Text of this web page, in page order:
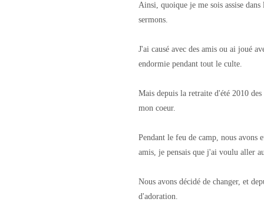
Ainsi, quoique je me sois assise
sermons.
J'ai causé avec des amis ou ai joué
endormie pendant tout le culte.
Mais depuis la retraite d'été 2010
mon coeur.
Pendant le feu de camp, nous avons
amis, je pensais que j'ai voulu aller
Nous avons décidé de changer, et
d'adoration.